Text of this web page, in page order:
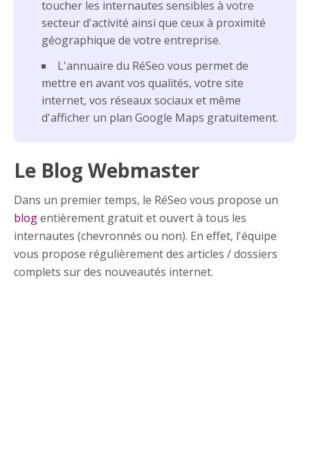
toucher les internautes sensibles à votre
secteur d'activité ainsi que ceux à proximité
géographique de votre entreprise.
L'annuaire du RéSeo vous permet de
mettre en avant vos qualités, votre site
internet, vos réseaux sociaux et même
d'afficher un plan Google Maps gratuitement.
Le Blog Webmaster
Dans un premier temps, le RéSeo vous propose un
blogentièrement gratuit et ouvert à tous les
internautes (chevronnés ou non). En effet, l'équipe
vous propose régulièrement des articles / dossiers
complets sur des nouveautés internet.